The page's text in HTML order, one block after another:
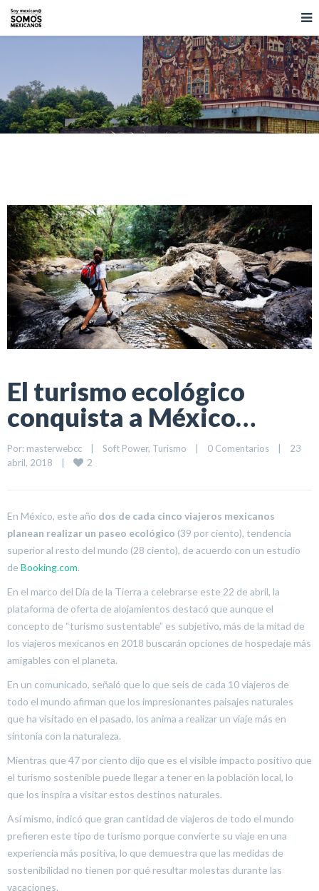
El turismo ecológico
conquista a México…
Por: masterwebcc | Soft Power, Turismo | 0 Comentarios |
23
abril, 2018
| 2
En México, este año dos de cada cinco viajeros mexicanos
planean realizar un paseo ecológico (39 por ciento), tendencia
superior al resto del mundo (28 ciento), de acuerdo con un estudio
de Booking.com.
En el marco del Día de la Tierra a celebrarse este 22 de abril, la
plataforma de oferta de alojamientos destacó que aunque el
concepto de “turismo sustentable” es subjetivo, más de la mitad de
los viajeros mexicanos en 2018 buscarán opciones de hospedaje más
amigables con el planeta.
En un comunicado, señaló que lo que seis de cada 10 viajeros de
todo el mundo afirman que los impresionantes paisajes naturales
que ha visitado en el pasado, los anima a realizar un viaje más en
sintonía con la naturaleza.
Mientras que 47 por ciento dijo que es el visible impacto positivo que
el turismo sostenible puede llegar a tener en la población local, lo
que los inspira a visitar estos destinos naturales.
Así mismo, indicó que gran cantidad de viajeros de todo el mundo
prefieren este tipo de turismo porque convierte su viaje en una
experiencia más positiva, lo que demuestra que las medidas de
sostenibilidad no tienen por qué resultar molestas durante las
vacaciones.